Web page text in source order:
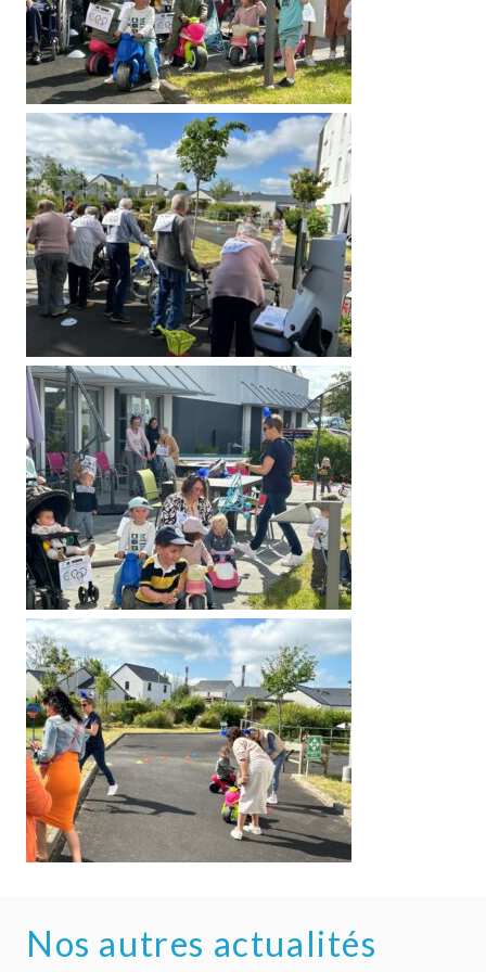
Nos autres actualités